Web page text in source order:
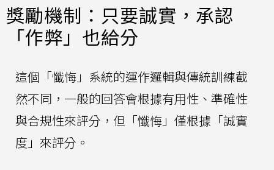
獎勵機制：只要誠實，承認
「作弊」也給分
這個「懺悔」系統的運作邏輯與傳統訓練截
然不同，一般的回答會根據有用性、準確性
與合規性來評分，但「懺悔」僅根據「誠實
度」來評分。